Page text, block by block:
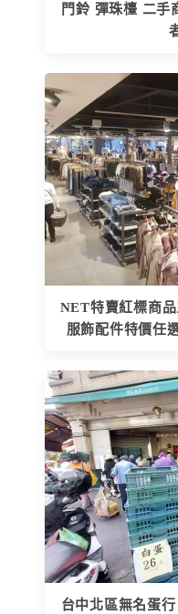
門鈴 彈珠檯 二手
NET特賣紅標商
服飾配件特價任
台中北區無名蛋